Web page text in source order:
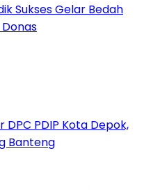
Sukses Gelar Bedah
PDIP Kota Depok,
Banteng